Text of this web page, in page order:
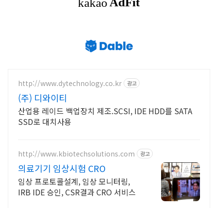
http://www.dytechnology.co.kr 광고
(주) 디와이티
산업용 레이드 백업장치 제조.SCSI, IDE HDD를 SATA
SSD로 대치사용
http://www.kbiotechsolutions.com 광고
의료기기 임상시험 CRO
임상 프로토콜설계, 임상 모니터링,
IRB IDE 승인, CSR결과 CRO 서비스